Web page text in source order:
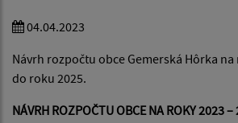
04.04.2023
Návrh rozpočtu obce Gemerská Hôrka
do roku 2025.
NÁVRH ROZPOČTU OBCE NA ROKY 2023 –